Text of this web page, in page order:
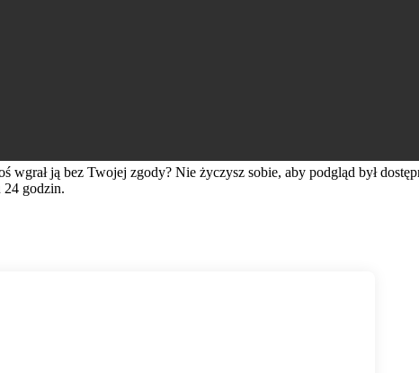
wgrał ją bez Twojej zgody? Nie życzysz sobie, aby podgląd był
24 godzin.